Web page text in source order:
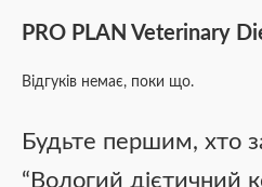
PRO PLAN Veterinary
Відгуків немає, поки що.
Будьте першим, хто
“Вологий дієтичний